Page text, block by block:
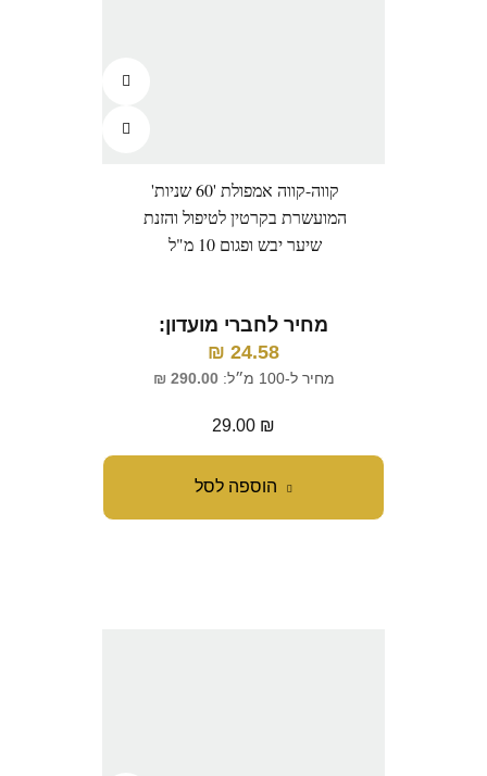
הוספה לסל
קווה-קווה אמפולת '60 שניות'
המועשרת בקרטין לטיפול והזנת
שיער יבש ופגום 10 מ"ל
מחיר לחברי מועדון:
24.58
₪
מחיר ל-100 מ״ל: 290.00
₪
29.00 ₪